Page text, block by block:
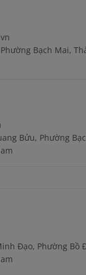
Bạch Mai,
Bửu, Phường
Đạo, Phường Bồ